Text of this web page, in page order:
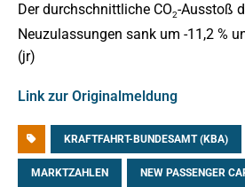
Der durchschnittliche CO2-Ausstoß
Neuzulassungen sank um -11,2 %
(jr)
Link zur Originalmeldung
KRAFTFAHRT-BUNDESAMT (KBA)
MARKTZAHLEN NEW PASSENGER